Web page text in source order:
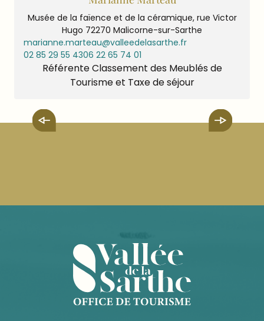
Musée de la faïence et de la céramique, rue Victor
Hugo 72270 Malicorne-sur-Sarthe
marianne.marteau@valleedelasarthe.fr
02 85 29 55 4306 22 65 74 01
Référente Classement des Meublés de
Tourisme et Taxe de séjour